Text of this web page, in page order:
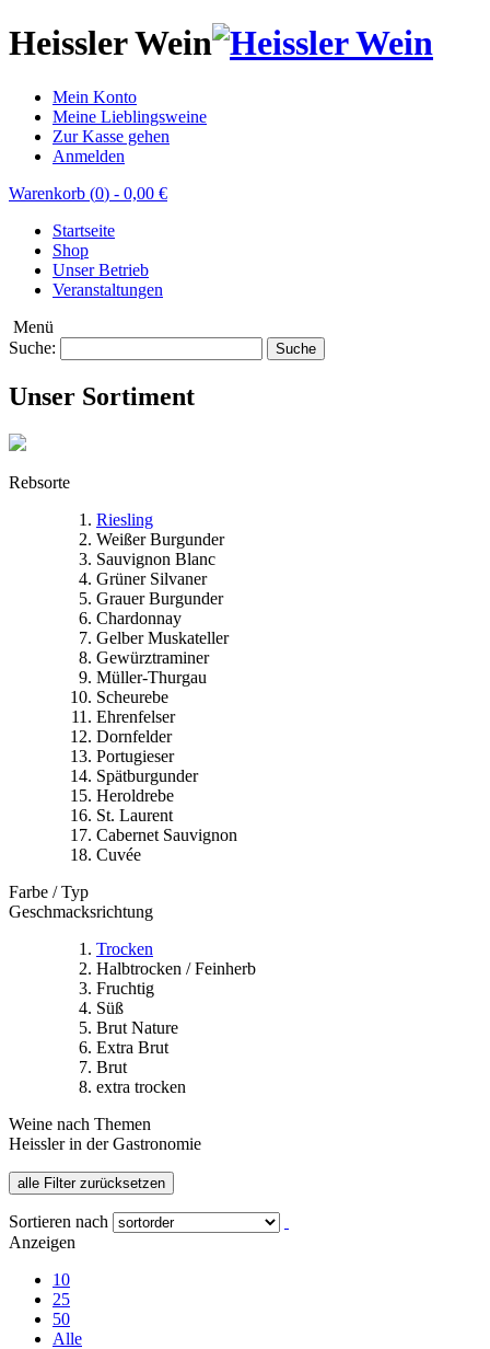
Heissler Wein
Mein Konto
Meine Lieblingsweine
Zur Kasse gehen
Anmelden
Warenkorb (0) - 0,00 €
Startseite
Shop
Unser Betrieb
Veranstaltungen
Menü
Suche:
Suche
Unser Sortiment
Rebsorte
Riesling
Weißer Burgunder
Sauvignon Blanc
Grüner Silvaner
Grauer Burgunder
Chardonnay
Gelber Muskateller
Gewürztraminer
Müller-Thurgau
Scheurebe
Ehrenfelser
Dornfelder
Portugieser
Spätburgunder
Heroldrebe
St. Laurent
Cabernet Sauvignon
Cuvée
Farbe / Typ
Geschmacksrichtung
Trocken
Halbtrocken / Feinherb
Fruchtig
Süß
Brut Nature
Extra Brut
Brut
extra trocken
Weine nach Themen
Heissler in der Gastronomie
alle Filter zurücksetzen
Sortieren nach
Anzeigen
10
25
50
Alle